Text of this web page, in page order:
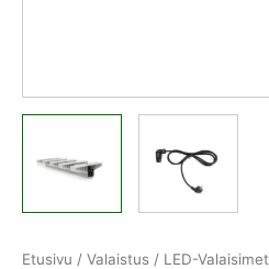
Etusivu / Valaistus / LED-Valaisimet